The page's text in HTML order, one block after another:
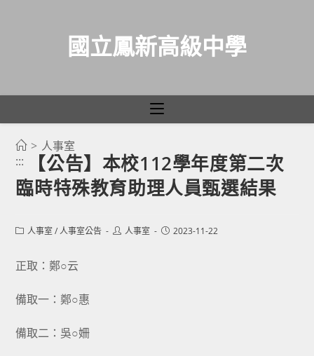
國立鳳新高級中學
> 人事室
:::
【公告】本校112學年度第二次
臨時特殊教育助理人員甄選結果
Post人事室 / 人事室公告
Post人事室
Post2023-11-22
正取：鄭○云
備取一：鄭○惠
備取二：吳○姍